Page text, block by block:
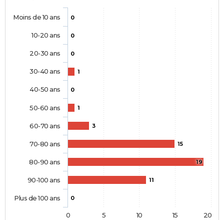
0
0
0
1
0
1
3
15
19
11
0
Moins de 10 ans
10-20 ans
20-30 ans
30-40 ans
40-50 ans
50-60 ans
60-70 ans
70-80 ans
80-90 ans
90-100 ans
Plus de 100 ans
0 5 10 15 20